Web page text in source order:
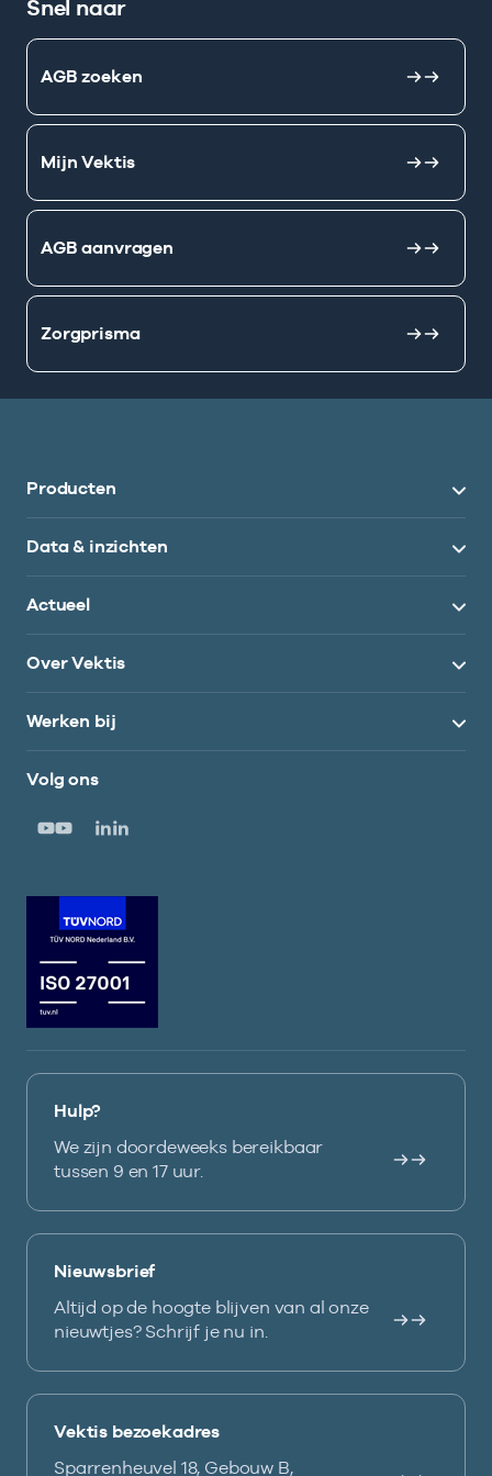
Snel naar
AGB zoeken
Mijn Vektis
AGB aanvragen
Zorgprisma
Producten
Data & inzichten
Actueel
Over Vektis
Werken bij
Volg ons
Hulp?
We zijn doordeweeks bereikbaar
tussen 9 en 17 uur.
Nieuwsbrief
Altijd op de hoogte blijven van al onze
nieuwtjes? Schrijf je nu in.
Vektis bezoekadres
Sparrenheuvel 18, Gebouw B,